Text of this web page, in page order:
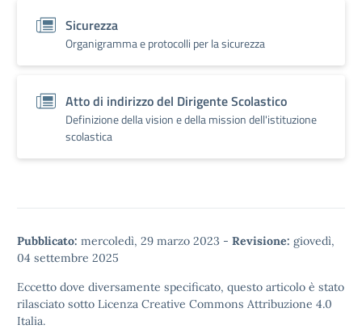
Sicurezza
Organigramma e protocolli per la sicurezza
Atto di indirizzo del Dirigente Scolastico
Definizione della vision e della mission dell'istituzione
scolastica
Pubblicato: mercoledì, 29 marzo 2023 - Revisione: giovedì,
04 settembre 2025
Eccetto dove diversamente specificato, questo articolo è stato
rilasciato sotto Licenza Creative Commons Attribuzione 4.0
Italia.